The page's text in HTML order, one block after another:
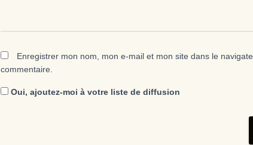
Enregistrer mon nom, mon e-mail et mon site dans le
commentaire.
Oui, ajoutez-moi à votre liste de diffusion